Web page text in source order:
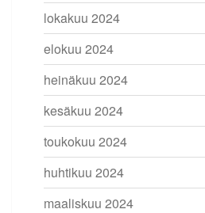
lokakuu 2024
elokuu 2024
heinäkuu 2024
kesäkuu 2024
toukokuu 2024
huhtikuu 2024
maaliskuu 2024